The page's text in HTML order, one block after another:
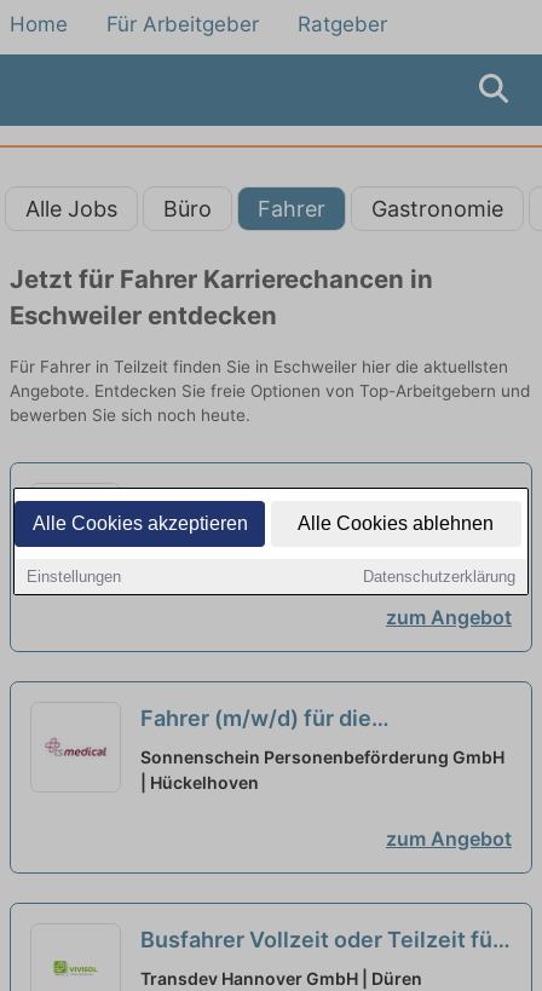
Alle Cookies akzeptieren Alle Cookies ablehnen
Einstellungen Datenschutzerklärung
Home Für Arbeitgeber Ratgeber
Alle Jobs Büro Fahrer Gastronomie
Jetzt für Fahrer Karrierechancen in
Eschweiler entdecken
Für Fahrer in Teilzeit finden Sie in Eschweiler hier die aktuellsten
Angebote. Entdecken Sie freie Optionen von Top-Arbeitgebern und
bewerben Sie sich noch heute.
Busfahrer Vollzeit oder Teilzeit für
den Standort Aachen (m/w/d) neu
Transdev Hannover GmbH | Aachen
zum Angebot
Fahrer (m/w/d) für die
Personenbeförderung aus
Hückelhoven in Teilzeit
Sonnenschein Personenbeförderung GmbH
| Hückelhoven
zum Angebot
Busfahrer Vollzeit oder Teilzeit für
den Standort Aachen (m/w/d)
Transdev Hannover GmbH | Düren